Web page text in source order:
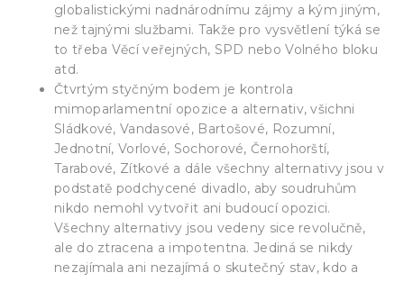
globalistickými nadnárodnímu zájmy a kým jiným,
než tajnými službami. Takže pro vysvětlení týká se
to třeba Věcí veřejných, SPD nebo Volného bloku
atd.
Čtvrtým styčným bodem je kontrola
mimoparlamentní opozice a alternativ, všichni
Sládkové, Vandasové, Bartošové, Rozumní,
Jednotní, Vorlové, Sochorové, Černohorští,
Tarabové, Zítkové a dále všechny alternativy jsou v
podstatě podchycené divadlo, aby soudruhům
nikdo nemohl vytvořit ani budoucí opozici.
Všechny alternativy jsou vedeny sice revolučně,
ale do ztracena a impotentna. Jediná se nikdy
nezajímala ani nezajímá o skutečný stav, kdo a